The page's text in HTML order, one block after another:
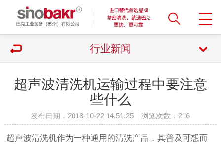
行业新闻
超声波清洗机运输过程中要注意
些什么
发布日期：2018-10-22 14:51:25 浏览次数： 216
超声波清洗机作为一种通用的清洗产品，其普及可想而